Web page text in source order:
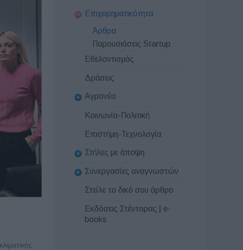
Επιχειρηματικότητα
Άρθρα
Παρουσιάσεις Startup
Εθελοντισμός
Δράσεις
Αγρονέα
Κοινωνία-Πολιτική
Επιστήμη-Τεχνολογία
Στήλες με άποψη
Συνεργασίες αναγνωστών
Στείλε το δικό σου άρθρο
Εκδόσεις Στέντορας | e-
books